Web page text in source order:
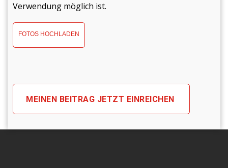
Verwendung möglich ist.
FOTOS HOCHLADEN